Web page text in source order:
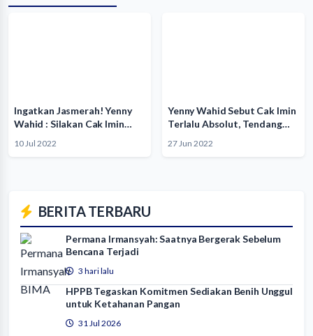
Ingatkan Jasmerah! Yenny
Wahid : Silakan Cak Imin…
10 Jul 2022
Yenny Wahid Sebut Cak Imin
Terlalu Absolut, Tendang…
27 Jun 2022
BERITA TERBARU
Permana Irmansyah: Saatnya Bergerak Sebelum
Bencana Terjadi
3 hari lalu
HPPB Tegaskan Komitmen Sediakan Benih Unggul
untuk Ketahanan Pangan
31 Jul 2026